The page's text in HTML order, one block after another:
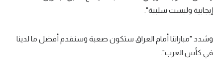
إيجابية وليست سلبية".
وشدد "مباراتنا أمام العراق ستكون صعبة وسنقدم أفضل ما لدينا
في كأس العرب".